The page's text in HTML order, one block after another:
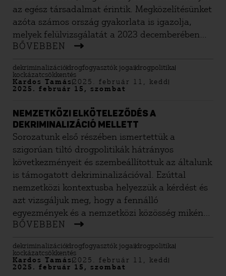
az egész társadalmat érintik. Megközelítésünket
azóta számos ország gyakorlata is igazolja,
melyek felülvizsgálatát a 2023 decemberében
elfogadott Fővárosi Drogstratégia is célul tűzte
BŐVEBBEN
dekriminalizációdrogfogyasztók jogaidrogpolitika
kockázatcsökkentés
Kardos Tamás 2025. február 11, kedd
2025. február 15, szombat
NEMZETKÖZI ELKÖTELEZŐDÉS A
DEKRIMINALIZÁCIÓ MELLETT
Sorozatunk első részében ismertettük a
szigorúan tiltó drogpolitikák hátrányos
következményeit és szembeállítottuk az általunk
is támogatott dekriminalizációval. Ezúttal
nemzetközi kontextusba helyezzük a kérdést és
azt vizsgáljuk meg, hogy a fennálló
egyezmények és a nemzetközi közösség miként
vélekedik a dekriminalizációról.
BŐVEBBEN
dekriminalizációdrogfogyasztók jogaidrogpolitika
kockázatcsökkentés
Kardos Tamás 2025. február 11, kedd
2025. február 15, szombat